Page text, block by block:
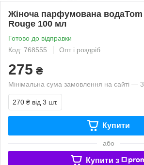
Жіноча парфумована
Rouge 100 мл
Готово до відправки
Код: 768555
Опт і роздріб
275 ₴
Мінімальна сума замовлення на сайті —
270 ₴ від 3 шт.
Купити
або
Купити з